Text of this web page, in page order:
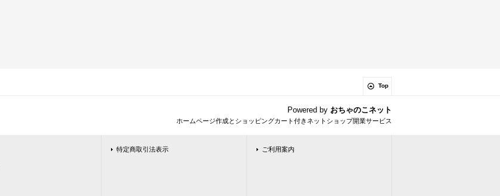
Top
Powered by おちゃのこネット
ホームページ作成とショッピングカート付きネットショップ開業サービス
特定商取引法表示 ご利用案内